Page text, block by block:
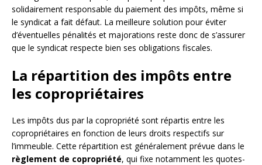
solidairement responsable du paiement des impôts, même si
le syndicat a fait défaut. La meilleure solution pour éviter
d’éventuelles pénalités et majorations reste donc de s’assurer
que le syndicat respecte bien ses obligations fiscales.
La répartition des impôts entre
les copropriétaires
Les impôts dus par la copropriété sont répartis entre les
copropriétaires en fonction de leurs droits respectifs sur
l’immeuble. Cette répartition est généralement prévue dans le
règlement de copropriété, qui fixe notamment les quotes-